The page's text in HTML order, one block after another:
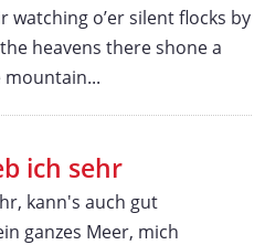
o’er silent flocks by
heavens there shone a
mountain...
ich sehr
kann's auch gut
ganzes Meer, mich